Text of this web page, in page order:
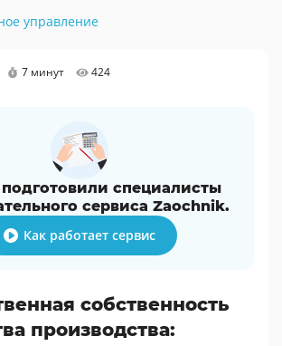
управление
7 минут 424
специалисты
сервиса Zaochnik.
Как работает сервис
собственность
производства: